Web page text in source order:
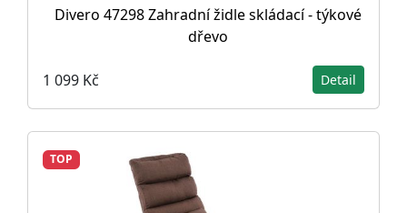
Divero 47298 Zahradní židle skládací - týkové
dřevo
1 099 Kč Detail
TOP